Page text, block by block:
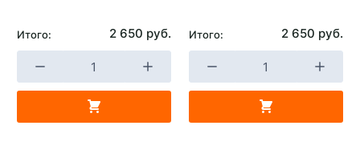
Итого: 2 650 руб. Итого: 2 650 руб.